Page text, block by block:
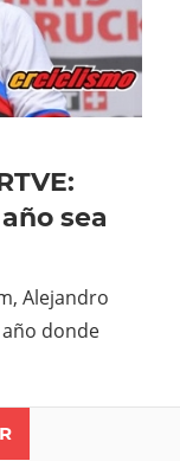
sea
Alejandro
año donde